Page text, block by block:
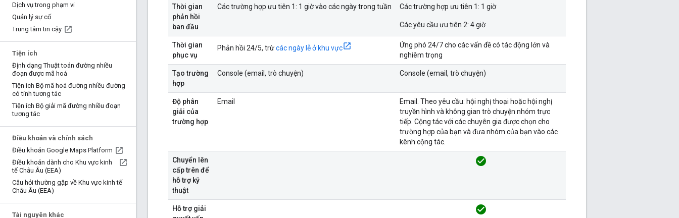
Dịch vụ trong phạm vi
Quản lý sự cố
Trung tâm tin cậy
Tiện ích
Định dạng Thuật toán đường nhiều
đoạn được mã hoá
Tiện ích Bộ mã hoá đường nhiều đường
có tính tương tác
Tiện ích Bộ giải mã đường nhiều đoạn
tương tác
Điều khoản và chính sách
Điều khoản Google Maps Platform
Điều khoản dành cho Khu vực kinh
tế Châu Âu (EEA)
Câu hỏi thường gặp về Khu vực kinh tế
Châu Âu (EEA)
Tài nguyên khác
Thời gian
phản hồi
ban đầu
Các trường hợp ưu tiên 1: 1 giờ vào các ngày trong tuần Các trường hợp ưu tiên 1: 1 giờ
Các yêu cầu ưu tiên 2: 4 giờ
Thời gian
phục vụ
Phản hồi 24/5, trừcác ngày lễ ở khu vực
Ứng phó 24/7 cho các vấn đề có tác động lớn và
nghiêm trọng
Tạo trường
hợp
Console (email, trò chuyện) Console (email, trò chuyện)
Độ phân
giải của
trường hợp
Email
Email. Theo yêu cầu: hội nghị thoại hoặc hội nghị
truyền hình và không gian trò chuyện nhóm trực
tiếp. Cộng tác với các chuyên gia được chọn cho
trường hợp của bạn và đưa nhóm của bạn vào các
kênh cộng tác.
Chuyển lên
cấp trên để
hỗ trợ kỹ
thuật
check_circle
Hỗ trợ giải
check_circle